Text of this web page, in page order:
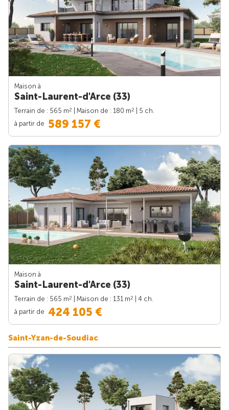
Maison à
Saint-Laurent-d'Arce (33)
Terrain de : 565 m2 | Maison de : 180 m2
| 5 ch.
à partir de 589 157 €
Maison à
Saint-Laurent-d'Arce (33)
Terrain de : 565 m2 | Maison de : 131 m2
| 4 ch.
à partir de 424 105 €
Saint-Yzan-de-Soudiac